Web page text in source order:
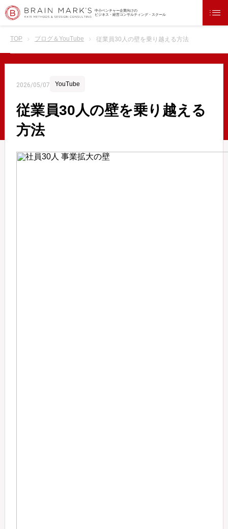
中小ベンチャー企業向けの
ビジネス・経営コンサルティング・スクール
TOP ブログ＆YouTube 従業員30人の壁を乗り越える方法
2026/05/07 YouTube
従業員30人の壁を乗り越える
方法